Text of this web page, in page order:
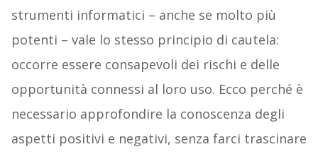
strumenti informatici – anche se molto più
potenti – vale lo stesso principio di cautela:
occorre essere consapevoli dei rischi e delle
opportunità connessi al loro uso. Ecco perché è
necessario approfondire la conoscenza degli
aspetti positivi e negativi, senza farci trascinare